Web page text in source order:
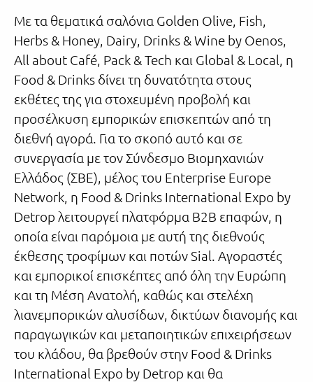
Με τα θεματικά σαλόνια Golden Olive, Fish,
Herbs & Honey, Dairy, Drinks & Wine by Oenos,
All about Café, Pack & Tech και Global & Local, η
Food & Drinks δίνει τη δυνατότητα στους
εκθέτες της για στοχευμένη προβολή και
προσέλκυση εμπορικών επισκεπτών από τη
διεθνή αγορά. Για το σκοπό αυτό και σε
συνεργασία με τον Σύνδεσμο Βιομηχανιών
Ελλάδος (ΣΒΕ), μέλος του Enterprise Europe
Network, η Food & Drinks International Expo by
Detrop λειτουργεί πλατφόρμα B2B επαφών, η
οποία είναι παρόμοια με αυτή της διεθνούς
έκθεσης τροφίμων και ποτών Sial. Αγοραστές
και εμπορικοί επισκέπτες από όλη την Ευρώπη
και τη Μέση Ανατολή, καθώς και στελέχη
λιανεμπορικών αλυσίδων, δικτύων διανομής και
παραγωγικών και μεταποιητικών επιχειρήσεων
του κλάδου, θα βρεθούν στην Food & Drinks
International Expo by Detrop και θα